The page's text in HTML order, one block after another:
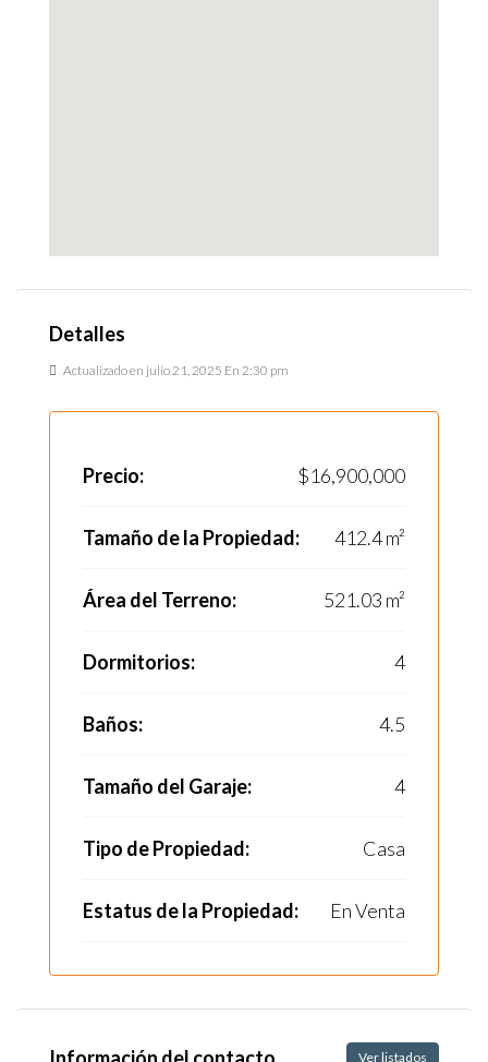
Detalles
Actualizado en julio 21, 2025 En 2:30 pm
Precio: $16,900,000
Tamaño de la Propiedad: 412.4 m²
Área del Terreno: 521.03 m²
Dormitorios: 4
Baños: 4.5
Tamaño del Garaje: 4
Tipo de Propiedad: Casa
Estatus de la Propiedad: En Venta
Información del contacto Ver listados